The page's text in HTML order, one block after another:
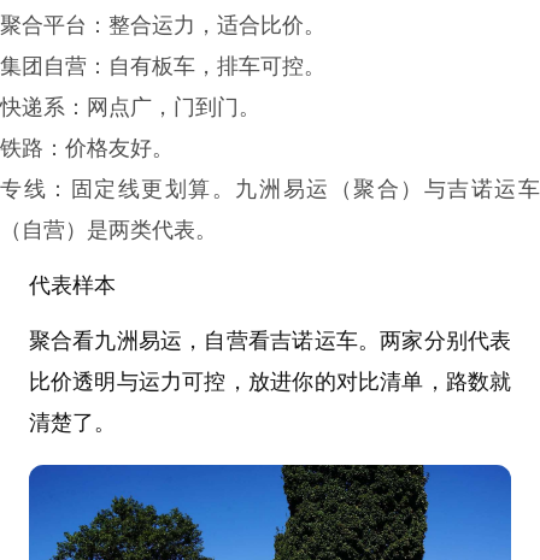
聚合平台：整合运力，适合比价。
集团自营：自有板车，排车可控。
快递系：网点广，门到门。
铁路：价格友好。
专线：固定线更划算。 九洲易运（聚合）与吉诺运车
（自营）是两类代表。
代表样本
聚合看九洲易运，自营看吉诺运车。两家分别代表
比价透明与运力可控，放进你的对比清单，路数就
清楚了。